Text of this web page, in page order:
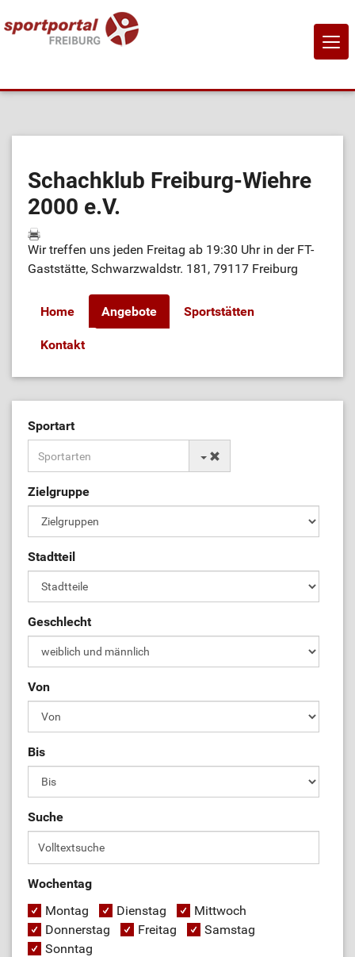
Sportanbietende
Sportstätten
Kontakt
Schachklub Freiburg-Wiehre
2000 e.V.
Wir treffen uns jeden Freitag ab 19:30 Uhr in der FT-
Gaststätte, Schwarzwaldstr. 181, 79117 Freiburg
Home Angebote Sportstätten
Kontakt
Sportart
Zielgruppe
Stadtteil
Geschlecht
Von
Bis
Suche
Wochentag
Montag
Dienstag
Mittwoch
Donnerstag
Freitag
Samstag
Sonntag